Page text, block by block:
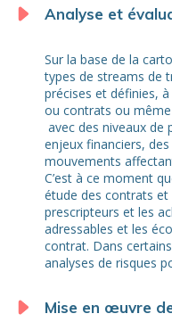
Analyse et
Sur la base de la
types de streams de
précises et définies, à
ou contrats ou même
avec des niveaux de
enjeux financiers,
mouvements
C’est à ce moment
étude des contrats et
prescripteurs et les
adressables et les
contrat. Dans
analyses de risques
Mise en œuvre